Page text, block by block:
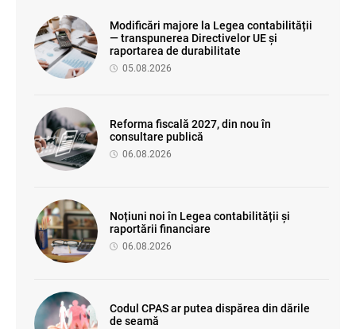
Modificări majore la Legea contabilității
— transpunerea Directivelor UE și
raportarea de durabilitate
05.08.2026
Reforma fiscală 2027, din nou în
consultare publică
06.08.2026
Noțiuni noi în Legea contabilității și
raportării financiare
06.08.2026
Codul CPAS ar putea dispărea din dările
de seamă